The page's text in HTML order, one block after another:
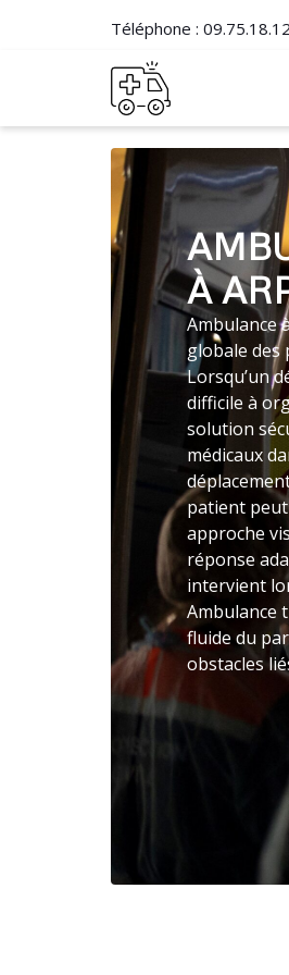
Téléphone :
À
Ambulance
globale des
Lorsqu’un
difficile à
solution
médicaux
patient peut
approche
réponse
intervient
Ambulance
fluide du
obstacles